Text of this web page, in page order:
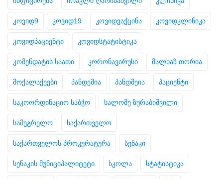
კოვიდ9 კოვიდ19 კოვიდვაქცინა კოვიდკლინიკა
კოვიდპაციენტი კოვიდსტატისტიკა
კომენდატის საათი კორონავირუსი მალხაზ თორია
მოქალაქეები პანდემია პანდმეია პაციენტი
საკოორდინაციო საბჭო სალომე ზურაბიშვილი
სამეგრელო საქართველო
საქართველოს პროკურატურა სენაკი
სენაკის მუნიციპალიტეტი სკოლა სტატისტიკა